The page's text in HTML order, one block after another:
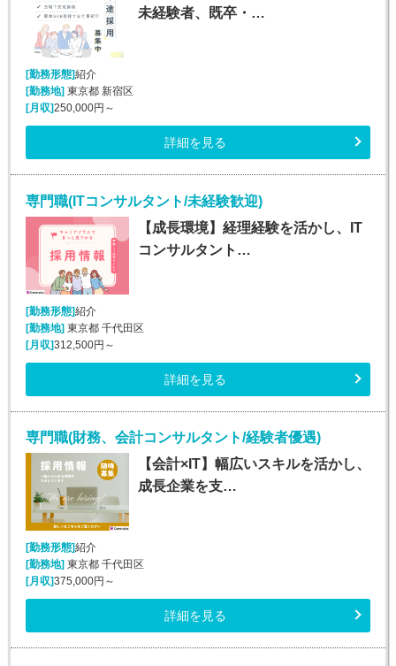
未経験者、既卒・…
[勤務形態]紹介
[勤務地]東京都 新宿区
[月収]250,000円～
詳細を見る
専門職(ITコンサルタント/未経験歓迎)
【成長環境】経理経験を活かし、IT
コンサルタント…
[勤務形態]紹介
[勤務地]東京都 千代田区
[月収]312,500円～
詳細を見る
専門職(財務、会計コンサルタント/経験者優遇)
【会計×IT】幅広いスキルを活かし、
成長企業を支…
[勤務形態]紹介
[勤務地] 東京都 千代田区
[月収]375,000円～
詳細を見る